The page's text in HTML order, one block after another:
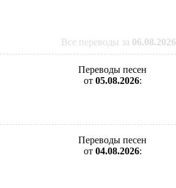
Все переводы за 06.08.2026
Переводы песен
от 05.08.2026:
Переводы песен
от 04.08.2026: